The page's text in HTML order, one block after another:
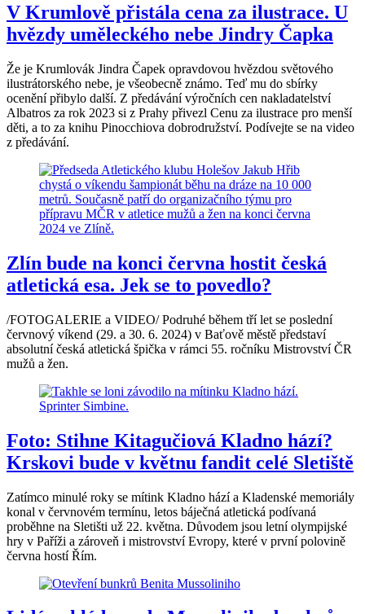
V Krumlově přistála cena za ilustrace. U
hvězdy uměleckého nebe Jindry Čapka
Že je Krumlovák Jindra Čapek opravdovou hvězdou světového
ilustrátorského nebe, je všeobecně známo. Teď mu do sbírky
ocenění přibylo další. Z předávání výročních cen nakladatelství
Albatros za rok 2023 si z Prahy přivezl Cenu za ilustrace pro menší
děti, a to za knihu Pinocchiova dobrodružství. Podívejte se na video
z předávání.
Zlín bude na konci června hostit česká
atletická esa. Jek se to povedlo?
/FOTOGALERIE a VIDEO/ Podruhé během tří let se poslední
červnový víkend (29. a 30. 6. 2024) v Baťově městě představí
absolutní česká atletická špička v rámci 55. ročníku Mistrovství ČR
mužů a žen.
Foto: Stihne Kitagučiová Kladno hází?
Krskovi bude v květnu fandit celé Sletiště
Zatímco minulé roky se mítink Kladno hází a Kladenské memoriály
konal v červnovém termínu, letos báječná atletická podívaná
proběhne na Sletišti už 22. května. Důvodem jsou letní olympijské
hry v Paříži a zároveň i mistrovství Evropy, které v první polovině
června hostí Řím.